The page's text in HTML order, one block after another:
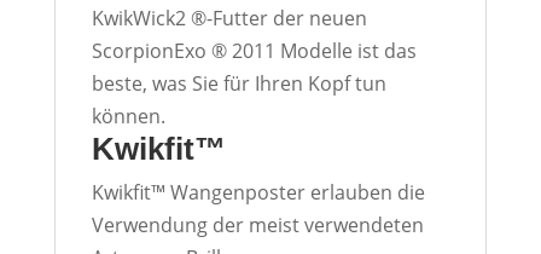
KwikWick2 ®-Futter der neuen
ScorpionExo ® 2011 Modelle ist das
beste, was Sie für Ihren Kopf tun
können.
Kwikfit™
Kwikfit™ Wangenposter erlauben die
Verwendung der meist verwendeten